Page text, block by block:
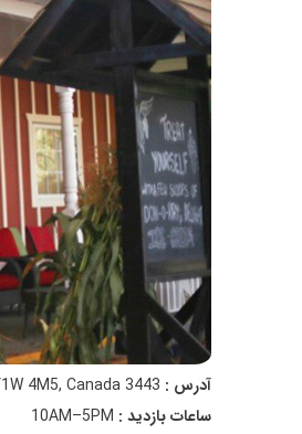
آدرس :
ساعات بازدید :